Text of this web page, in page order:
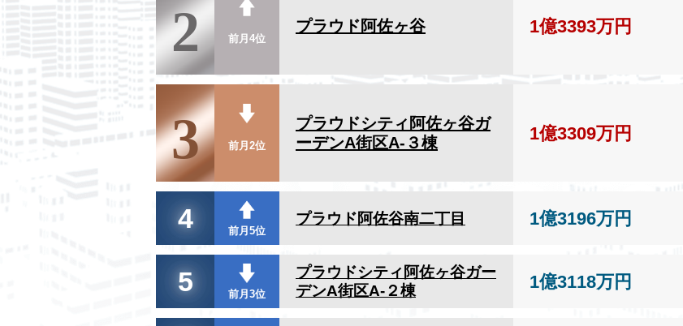
2 前月4位
プラウド阿佐ヶ谷 1億3393万円
3 前月2位
プラウドシティ阿佐ヶ谷ガ
ーデンA街区A-３棟
1億3309万円
4 前月5位
プラウド阿佐谷南二丁目 1億3196万円
5 前月3位
プラウドシティ阿佐ヶ谷ガー
デンA街区A-２棟
1億3118万円